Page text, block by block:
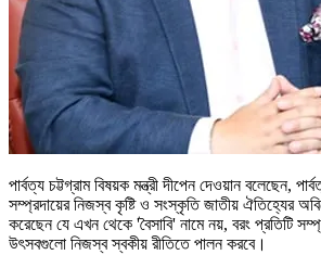
পার্বত্য চট্টগ্রাম বিষয়ক মন্ত্রী দীপেন দেওয়ান বলেছেন,
সম্প্রদায়ের নিজস্ব কৃষ্টি ও সংস্কৃতি জাতীয় ঐতিহ্যের
করেছেন যে এখন থেকে 'বৈসাবি' নামে নয়, বরং প্রতিটি
উৎসবগুলো নিজস্ব স্বকীয় রীতিতে পালন করবে।